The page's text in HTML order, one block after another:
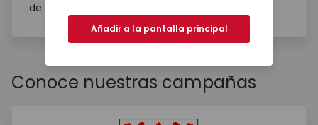
de una vivienda por estrenar.
Conoce nuestras campañas
Añadir a la pantalla principal